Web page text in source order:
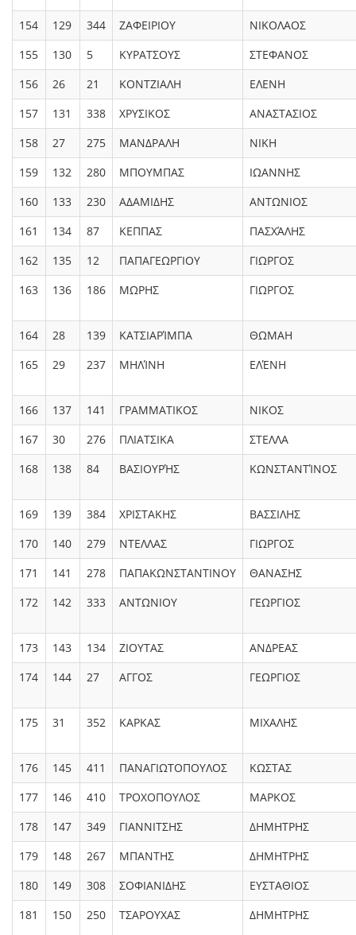
154
129 344 ΖΑΦΕΙΡΙΟΥ
ΝΙΚΟΛΑΟΣ
155
130 5 ΚΥΡΑΤΣΟΥΣ
ΣΤΕΦΑΝΟΣ
156
26 21 ΚΟΝΤΖΙΑΛΗ
ΕΛΕΝΗ
157
131 338 ΧΡΥΣΙΚΟΣ
ΑΝΑΣΤΑΣΙΟΣ
158
27 275 ΜΑΝΔΡΑΛΗ
ΝΙΚΗ
159
132 280 ΜΠΟΥΜΠΑΣ
ΙΩΑΝΝΗΣ
160
133 230 ΑΔΑΜΙΔΗΣ
ΑΝΤΩΝΙΟΣ
161
134 87 ΚΕΠΠΑΣ
ΠΑΣΧΆΛΗΣ
162
135 12 ΠΑΠΑΓΕΩΡΓΙΟΥ
ΓΙΩΡΓΟΣ
163
136 186 ΜΩΡΗΣ ΓΙΩΡΓΟΣ
164 28 139 ΚΑΤΣΙΑΡΊΜΠΑ
ΘΩΜΑΗ
165
29 237 ΜΗΛΊΝΗ ΕΛΈΝΗ
166 137 141 ΓΡΑΜΜΑΤΙΚΟΣ
ΝΙΚΟΣ
167
30 276 ΠΛΙΑΤΣΙΚΑ
ΣΤΕΛΛΑ
168
138 84 ΒΑΣΙΟΥΡΉΣ ΚΩΝΣΤΑΝΤΊΝΟΣ
169 139 384 ΧΡΙΣΤΑΚΗΣ
ΒΑΣΣΙΛΗΣ
170
140 279 ΝΤΕΛΛΑΣ
ΓΙΩΡΓΟΣ
171
141 278 ΠΑΠΑΚΩΝΣΤΑΝΤΙΝΟΥ
ΘΑΝΑΣΗΣ
172
142 333 ΑΝΤΩΝΙΟΥ ΓΕΩΡΓΙΟΣ
173 143 134 ΖΙΟΥΤΑΣ
ΑΝΔΡΕΑΣ
174
144 27 ΑΓΓΟΣ ΓΕΩΡΓΙΟΣ
175 31 352 ΚΑΡΚΑΣ ΜΙΧΑΛΗΣ
176 145 411 ΠΑΝΑΓΙΩΤΟΠΟΥΛΟΣ
ΚΩΣΤΑΣ
177
146 410 ΤΡΟΧΟΠΟΥΛΟΣ
ΜΑΡΚΟΣ
178
147 349 ΓΙΑΝΝΙΤΣΗΣ
ΔΗΜΗΤΡΗΣ
179
148 267 ΜΠΑΝΤΗΣ
ΔΗΜΗΤΡΗΣ
180
149 308 ΣΟΦΙΑΝΙΔΗΣ
ΕΥΣΤΑΘΙΟΣ
181
150 250 ΤΣΑΡΟΥΧΑΣ ΔΗΜΗΤΡΗΣ